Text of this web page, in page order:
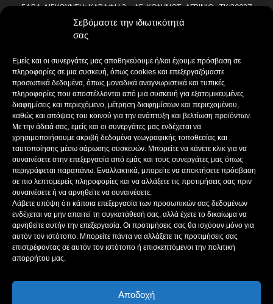
Σεβόμαστε την ιδιωτικότητά
σας
Εμείς και οι συνεργάτες μας αποθηκεύουμε ή/και έχουμε πρόσβαση σε
πληροφορίες σε μια συσκευή, όπως cookies και επεξεργαζόμαστε
προσωπικά δεδομένα, όπως μοναδικά αναγνωριστικά και τυπικές
πληροφορίες που αποστέλλονται από μια συσκευή για εξατομικευμένες
διαφημίσεις και περιεχόμενο, μέτρηση διαφημίσεων και περιεχομένου,
καθώς και απόψεις του κοινού για την ανάπτυξη και βελτίωση προϊόντων.
Με την άδειά σας, εμείς και οι συνεργάτες μας ενδέχεται να
χρησιμοποιήσουμε ακριβή δεδομένα γεωγραφικής τοποθεσίας και
ταυτοποίησης μέσω σάρωσης συσκευών. Μπορείτε να κάνετε κλικ για να
συναινέσετε στην επεξεργασία από εμάς και τους συνεργάτες μας όπως
περιγράφεται παραπάνω. Εναλλακτικά, μπορείτε να αποκτήσετε πρόσβαση
σε πιο λεπτομερείς πληροφορίες και να αλλάξετε τις προτιμήσεις σας πριν
συναινέσετε ή να αρνηθείτε να συναινέσετε.
Λάβετε υπόψη ότι κάποια επεξεργασία των προσωπικών σας δεδομένων
ενδέχεται να μην απαιτεί τη συγκατάθεσή σας, αλλά έχετε το δικαίωμα να
αρνηθείτε αυτήν την επεξεργασία. Οι προτιμήσεις σας θα ισχύουν μόνο για
αυτόν τον ιστότοπο. Μπορείτε πάντα να αλλάξετε τις προτιμήσεις σας
επιστρέφοντας σε αυτόν τον ιστότοπο ή επισκεπτόμενοι την πολιτική
απορρήτου μας.
Αποδοχή
ΕΔΡΑ-ΔΙΕΥΘΥΝΣΗ: ΚΑΒΑΦΗ 2 – ΑΓ. ΚΩΝ/ΝΟΣ, ΑΓΡΙΝΙΟ , ΤΚ:30027
ΤΗΛΕΦΩΝΟ: 2641022803 – 58800
E-MAIL: bokas@otenet.gr, info@axeloostv.gr
ΝΟΜΙΜΟΣ ΕΚΠΡΟΣΩΠΟΣ: ΜΠΟΚΑΣ ΚΩΝ/ΝΟΣ
ΔΙΕΥΘΥΝΤΗΣ: ΜΠΟΚΑΣ ΚΩΝ/ΝΟΣ
ΔΙΕΥΘΥΝΤΗΣ ΣΥΝΤΑΞΗΣ:ΚΟΥΤΣΙΚΟΣ ΠΑΝΤΕΛΗΣ
ΔΙΑΧΕΙΡΙΣΤΗΣ-ΔΙΚΑΙΟΥΧΟΣ domain: ΜΠΟΚΑΣ ΚΩΝ/ΝΟΣ – Γ. ΜΠΟΚΑΣ &
ΣΙΑ Α.Ε
ΔΗΜΟΣΙΟΓΡΑΦΟΙ:
ΚΟΥΤΣΙΚΟΣ ΠΑΝΤΕΛΗΣ
ΒΑΚΡΑΚΟΥ ΣΟΦΙΑ
ΠΑΠΑΔΗΜΗΤΡΙΟΥ ΔΗΜΗΤΡΗΣ
ΚΟΥΤΣΙΟΥΜΠΑΣ ΑΛΕΞΑΝΔΡΟΣ
ΑΚΟΛΟΥΘΗΣΕ ΜΑΣ